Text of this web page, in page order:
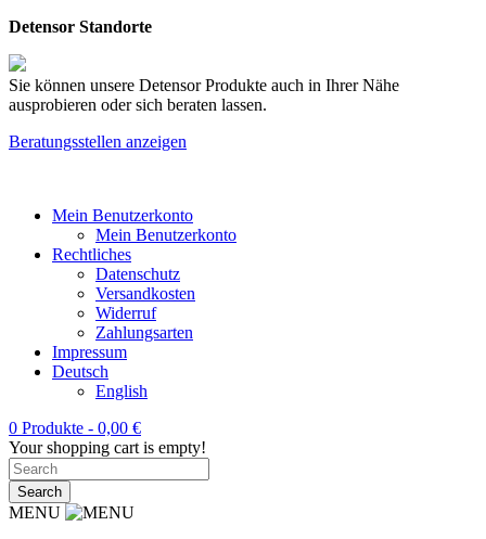
Detensor Standorte
Sie können unsere Detensor Produkte auch in Ihrer Nähe
ausprobieren oder sich beraten lassen.
Beratungsstellen anzeigen
Mein Benutzerkonto
Mein Benutzerkonto
Rechtliches
Datenschutz
Versandkosten
Widerruf
Zahlungsarten
Impressum
Deutsch
English
0 Produkte - 0,00 €
Your shopping cart is empty!
MENU